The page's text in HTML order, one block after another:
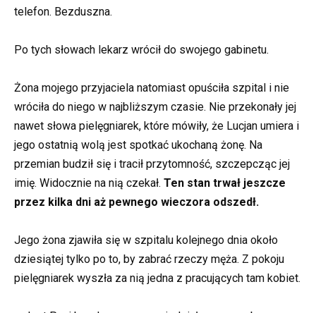
telefon. Bezduszna.
Po tych słowach lekarz wrócił do swojego gabinetu.
Żona mojego przyjaciela natomiast opuściła szpital i nie
wróciła do niego w najbliższym czasie. Nie przekonały jej
nawet słowa pielęgniarek, które mówiły, że Lucjan umiera i
jego ostatnią wolą jest spotkać ukochaną żonę. Na
przemian budził się i tracił przytomność, szczepcząc jej
imię. Widocznie na nią czekał. Ten stan trwał jeszcze
przez kilka dni aż pewnego wieczora odszedł.
Jego żona zjawiła się w szpitalu kolejnego dnia około
dziesiątej tylko po to, by zabrać rzeczy męża. Z pokoju
pielęgniarek wyszła za nią jedna z pracujących tam kobiet.